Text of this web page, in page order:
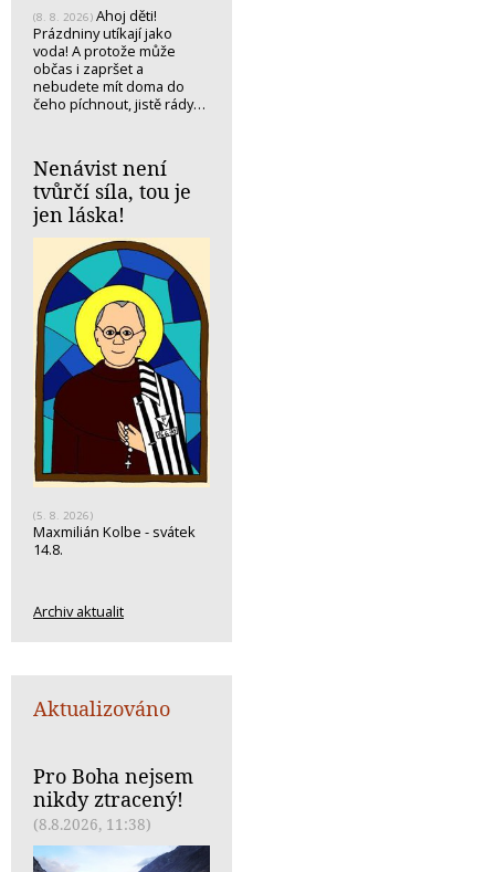
(8. 8. 2026) Ahoj děti!
Prázdniny utíkají jako
voda! A protože může
občas i zapršet a
nebudete mít doma do
čeho píchnout, jistě rády…
Nenávist není
tvůrčí síla, tou je
jen láska!
(5. 8. 2026)
Maxmilián Kolbe - svátek
14.8.
Archiv aktualit
Aktualizováno
Pro Boha nejsem
nikdy ztracený!
(8.8.2026, 11:38)